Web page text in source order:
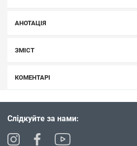
АНОТАЦІЯ
ЗМІСТ
КОМЕНТАРІ
Слідкуйте за нами: